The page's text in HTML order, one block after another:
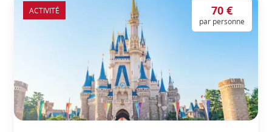
70 €
par personne
ACTIVITÉ